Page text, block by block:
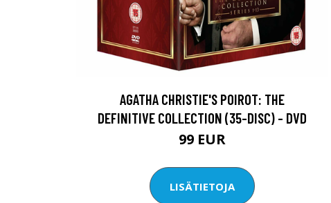
AGATHA CHRISTIE'S POIROT: THE
DEFINITIVE COLLECTION (35-DISC) - DVD
99 EUR
LISÄTIETOJA